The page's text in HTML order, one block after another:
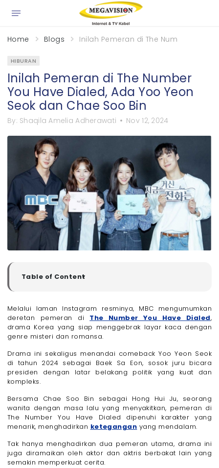
Home Blogs Inilah Pemeran di The Number You
HIBURAN
Inilah Pemeran di The Number
You Have Dialed, Ada Yoo Yeon
Seok dan Chae Soo Bin
By: Shaqila Amelia Adherawati Nov 12, 2024
Table of Content
▼
Pemeran di The Number You Have Dialed
- 1. Yoo Yeon Seok sebagai Baek Sa Eon
- 2. Chae Soo Bin sebagai Hong Hee-Joo
- 4. Jang Gyu Ri sebagai Na Yu Ri
Fakta Menarik Drama The Number You Have Dialed
- 1. Diadaptasi dari Cerita Web Novel dengan Judul
Sama di KakaoPage
- 2. Disutradarai oleh Park Sang Woo, juga
Sutradara Utama The Forbidden Marriage
- 3. Skenarionya Ditulis oleh Kim Ji Woon, yang
Sebelumnya Menulis untuk Melancholia
Nonton Drama Korea The Number You Have Dialed
Tanpa Terganggu dengan Paket Internet 30 + 40
Mbps dari Megavision, Dijamin Lancar!
Akhir Kata
Melalui laman Instagram resminya, MBC mengumumkan
deretan pemeran di The Number You Have Dialed,
drama Korea yang siap menggebrak layar kaca dengan
genre misteri dan romansa.
Drama ini sekaligus menandai comeback Yoo Yeon Seok
di tahun 2024 sebagai Baek Sa Eon, sosok juru bicara
presiden dengan latar belakang politik yang kuat dan
kompleks.
Bersama Chae Soo Bin sebagai Hong Hui Ju, seorang
wanita dengan masa lalu yang menyakitkan, pemeran di
The Number You Have Dialed dipenuhi karakter yang
menarik, menghadirkan ketegangan yang mendalam.
Tak hanya menghadirkan dua pemeran utama, drama ini
juga diramaikan oleh aktor dan aktris berbakat lain yang
semakin memperkuat cerita.